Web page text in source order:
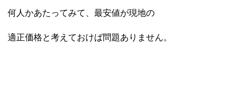
何人かあたってみて、最安値が現地の
適正価格と考えておけば問題ありません。